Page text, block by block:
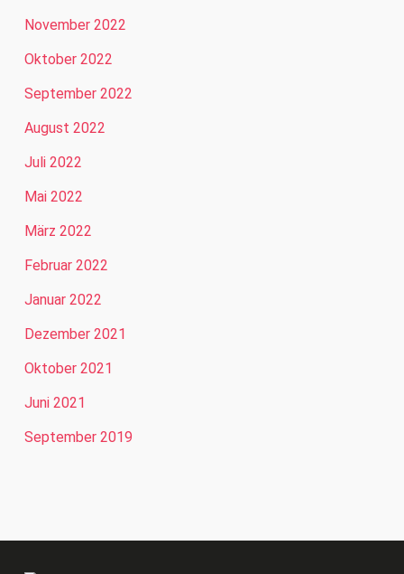
November 2022
Oktober 2022
September 2022
August 2022
Juli 2022
Mai 2022
März 2022
Februar 2022
Januar 2022
Dezember 2021
Oktober 2021
Juni 2021
September 2019